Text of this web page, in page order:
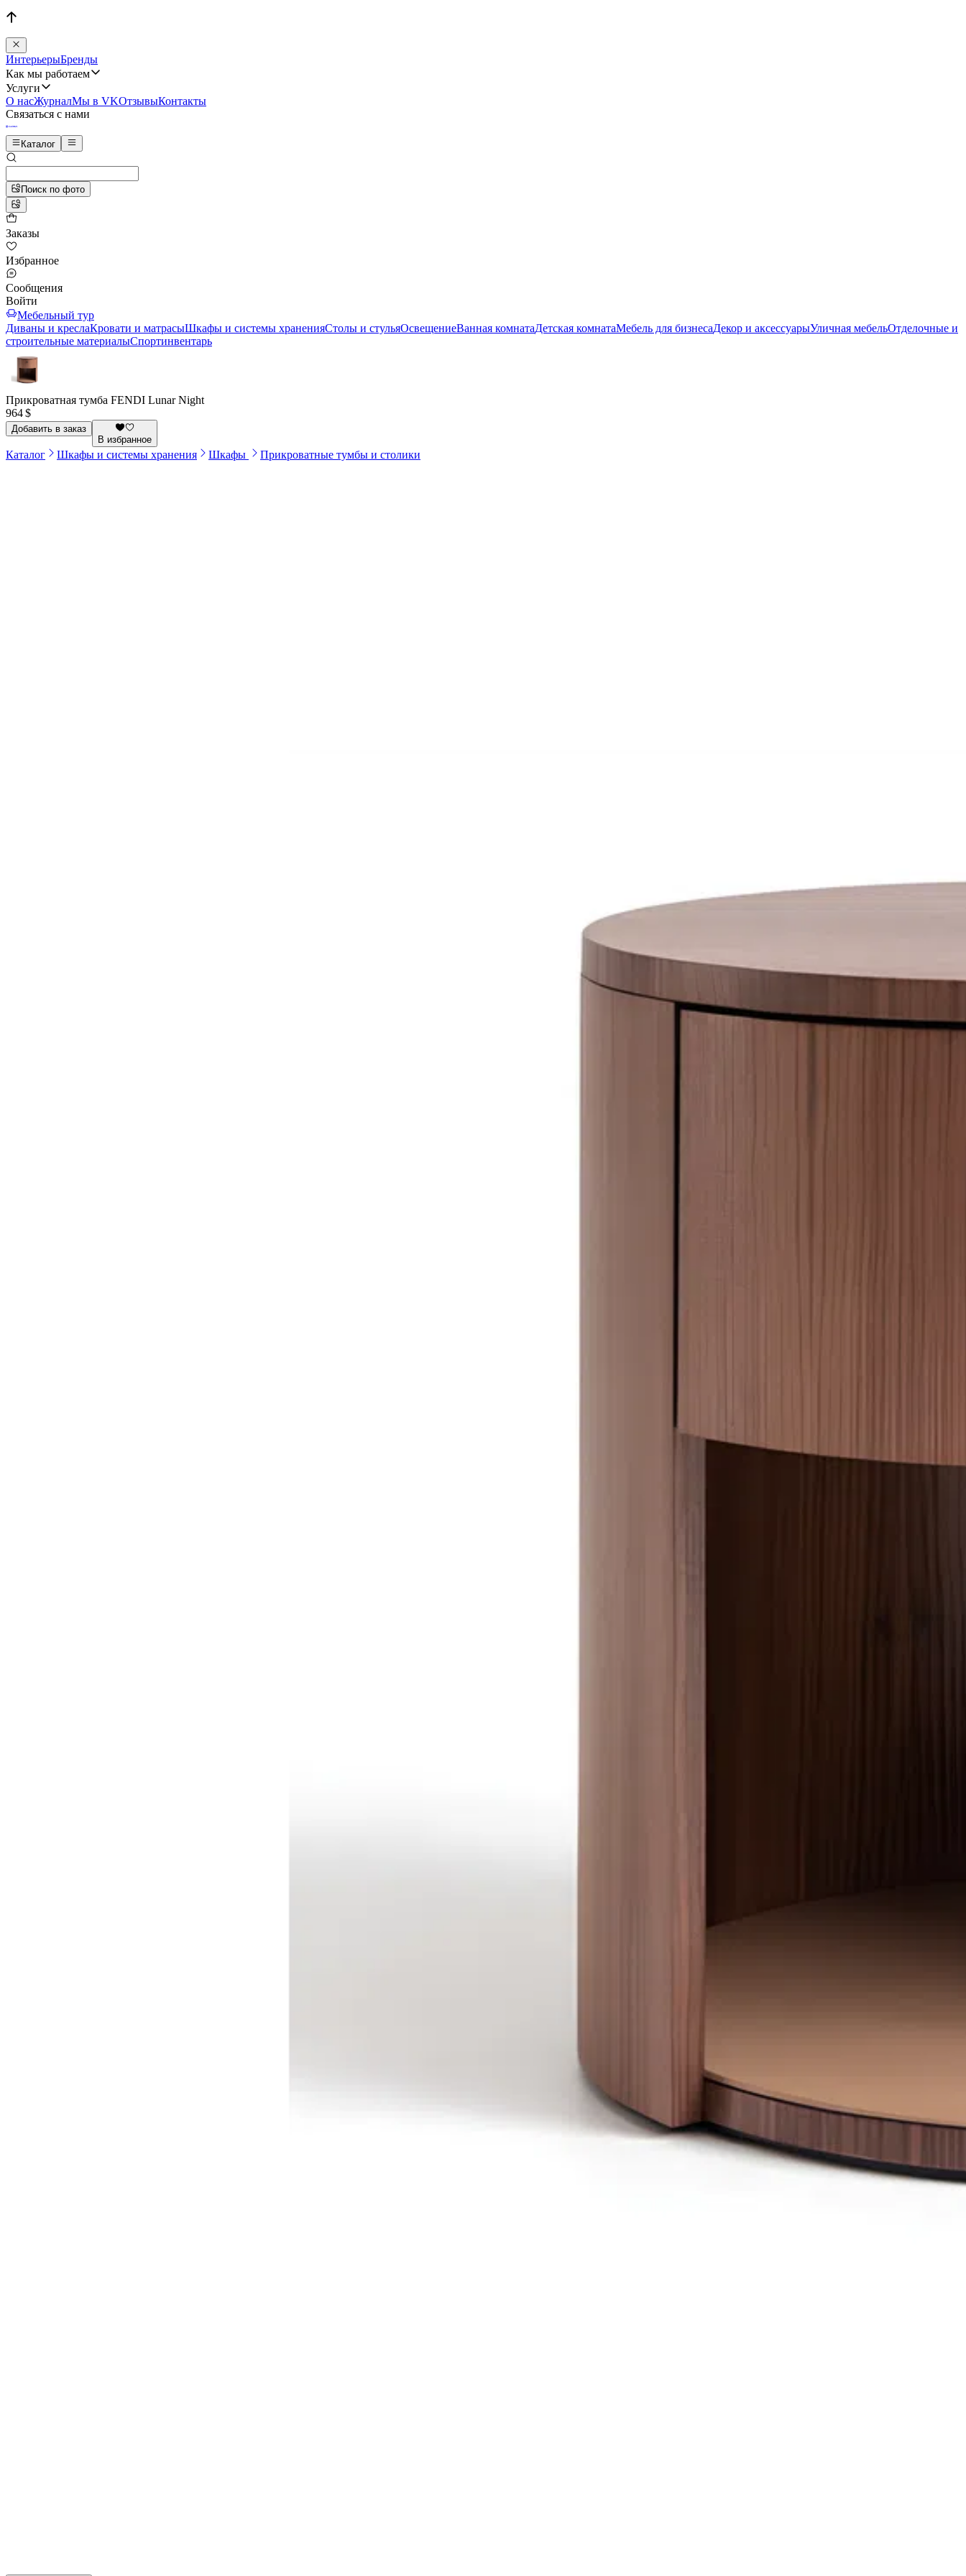
ИнтерьерыБренды
Как мы работаем
Услуги
О насЖурналМы в VKОтзывыКонтакты
Связаться с нами
Каталог
Поиск по фото
Заказы
Избранное
Сообщения
Войти
Мебельный тур
Диваны и креслаКровати и матрасыШкафы и системы храненияСтолы и стульяОсвещениеВанная комнатаДетская комнатаМебель для бизнесаДекор и аксессуарыУличная мебельОтделочные и
строительные материалыСпортинвентарь
Прикроватная тумба FENDI Lunar Night
964 $
Добавить в заказ
В избранное
Каталог Шкафы и системы хранения Шкафы Прикроватные тумбы и столики